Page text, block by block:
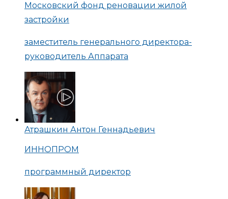
Московский фонд реновации жилой
застройки
заместитель генерального директора-
руководитель Аппарата
Атрашкин Антон Геннадьевич
ИННОПРОМ
программный директор